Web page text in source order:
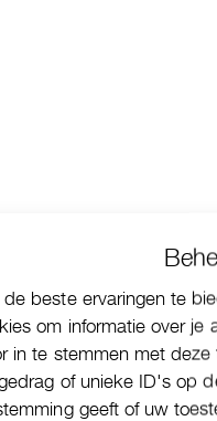
beste ervaringen te
om informatie over je
in te stemmen met
of unieke ID's op
geeft of uw